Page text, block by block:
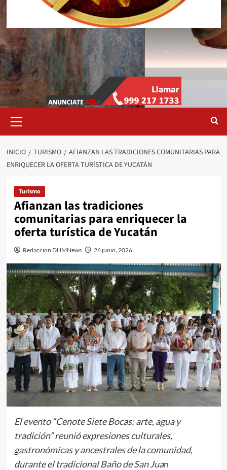
primario
INICIO TURISMO
AFIANZAN LAS TRADICIONES COMUNITARIAS PARA
ENRIQUECER LA OFERTA TURÍSTICA DE YUCATÁN
Turismo
Afianzan las tradiciones
comunitarias para enriquecer la
oferta turística de Yucatán
Redaccion DHMNews 26 junio, 2026
El evento “Cenote Siete Bocas: arte, agua y
tradición” reunió expresiones culturales,
gastronómicas y ancestrales de la comunidad,
durante el tradicional Baño de San Juan